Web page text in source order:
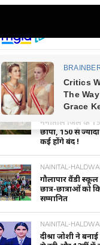
NEWS
UTTARAKHAND
नैनीताल जिले के
छापा, 150 से
कई होंगे बंद !
NAINITAL-
गौलापार वैंडी
छात्र-छात्राओं को
सम्मानित
NAINITAL-
दीश्रा जोशी ने